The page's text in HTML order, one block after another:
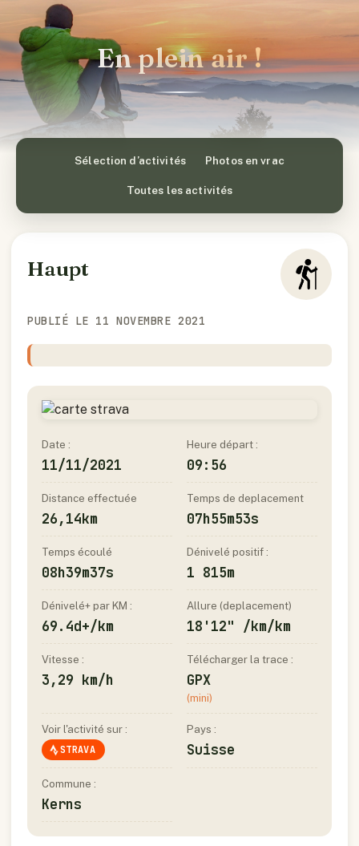
En plein air !
Sélection d’activités Photos en vrac
Toutes les activités
Haupt
PUBLIÉ LE 11 NOVEMBRE 2021
Date :
11/11/2021
Heure départ :
09:56
Distance effectuée
26,14km
Temps de deplacement
07h55m53s
Temps écoulé
08h39m37s
Dénivelé positif :
1 815m
Dénivelé+ par KM :
69.4d+/km
Allure (deplacement)
18'12" /km/km
Vitesse :
3,29 km/h
Télécharger la trace :
GPX
(mini)
Voir l'activité sur :
STRAVA
Pays :
Suisse
Commune :
Kerns